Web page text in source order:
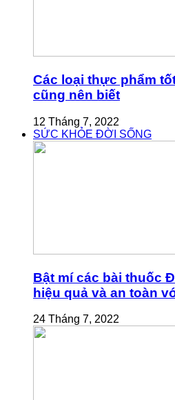
Các loại thực phẩm
cũng nên biết
12 Tháng 7, 2022
SỨC KHỎE ĐỜI SỐNG
Bật mí các bài thuốc
hiệu quả và an toàn
24 Tháng 7, 2022